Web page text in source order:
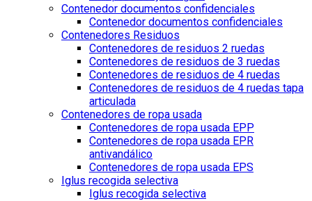
Contenedor documentos confidenciales
Contenedor documentos confidenciales
Contenedores Residuos
Contenedores de residuos 2 ruedas
Contenedores de residuos de 3 ruedas
Contenedores de residuos de 4 ruedas
Contenedores de residuos de 4 ruedas tapa
articulada
Contenedores de ropa usada
Contenedores de ropa usada EPP
Contenedores de ropa usada EPR
antivandálico
Contenedores de ropa usada EPS
Iglus recogida selectiva
Iglus recogida selectiva